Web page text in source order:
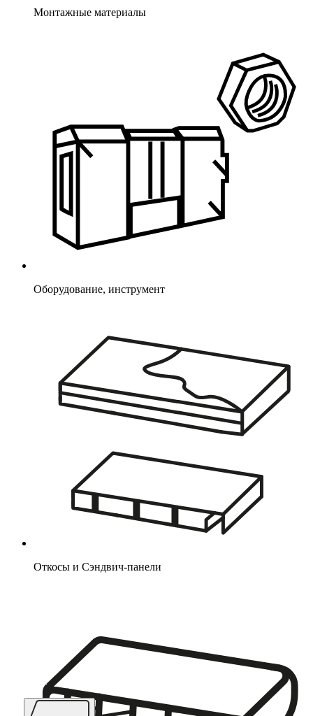
Монтажные материалы
Оборудование, инструмент
Откосы и Сэндвич-панели